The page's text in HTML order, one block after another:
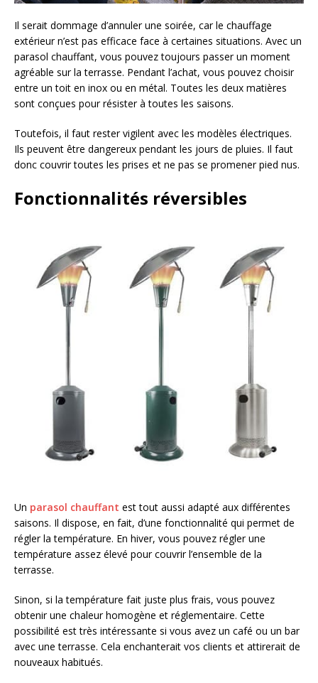
Il serait dommage d’annuler une soirée, car le chauffage
extérieur n’est pas efficace face à certaines situations. Avec un
parasol chauffant, vous pouvez toujours passer un moment
agréable sur la terrasse. Pendant l’achat, vous pouvez choisir
entre un toit en inox ou en métal. Toutes les deux matières
sont conçues pour résister à toutes les saisons.
Toutefois, il faut rester vigilent avec les modèles électriques.
Ils peuvent être dangereux pendant les jours de pluies. Il faut
donc couvrir toutes les prises et ne pas se promener pied nus.
Fonctionnalités réversibles
Un parasol chauffant est tout aussi adapté aux différentes
saisons. Il dispose, en fait, d’une fonctionnalité qui permet de
régler la température. En hiver, vous pouvez régler une
température assez élevé pour couvrir l’ensemble de la
terrasse.
Sinon, si la température fait juste plus frais, vous pouvez
obtenir une chaleur homogène et réglementaire. Cette
possibilité est très intéressante si vous avez un café ou un bar
avec une terrasse. Cela enchanterait vos clients et attirerait de
nouveaux habitués.